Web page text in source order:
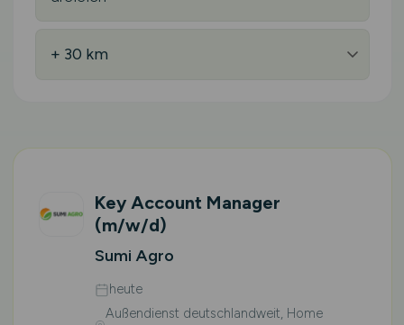
Key Account Manager
(m/w/d)
Sumi Agro
heute
Außendienst deutschlandweit, Home